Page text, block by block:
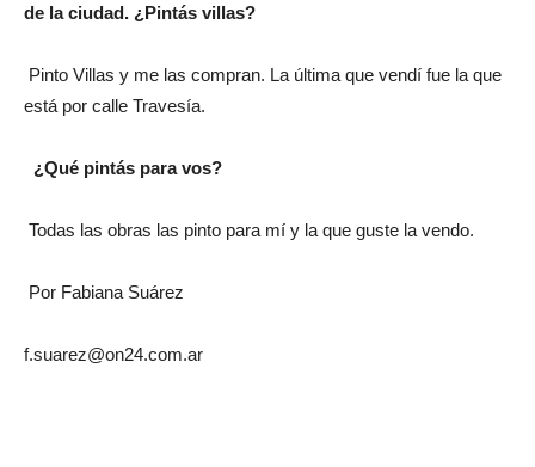
de la ciudad. ¿Pintás villas?
Pinto Villas y me las compran. La última que vendí fue la que
está por calle Travesía.
¿Qué pintás para vos?
Todas las obras las pinto para mí y la que guste la vendo.
Por Fabiana Suárez
f.suarez@on24.com.ar